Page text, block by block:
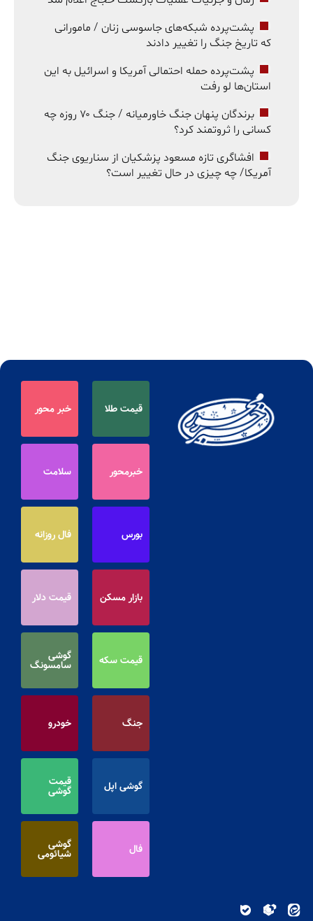
پشت‌پرده شبکه‌های جاسوسی زنان / مامورانی
که تاریخ جنگ را تغییر دادند
پشت‌پرده حمله احتمالی آمریکا و اسرائیل به این
استان‌ها لو رفت
برندگان پنهان جنگ خاورمیانه / جنگ ۷۰ روزه چه
کسانی را ثروتمند کرد؟
افشاگری تازه مسعود پزشکیان از سناریوی جنگ
آمریکا/ چه چیزی در حال تغییر است؟
قیمت طلا خبر محور
خبرمحور سلامت
بورس فال روزانه
بازار مسکن قیمت دلار
قیمت سکه گوشی
سامسونگ
جنگ خودرو
گوشی اپل قیمت
گوشی
فال گوشی
شیائومی